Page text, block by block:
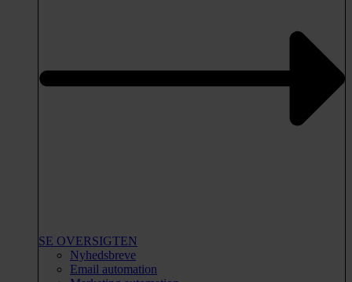
SE OVERSIGTEN
Nyhedsbreve
Email automation